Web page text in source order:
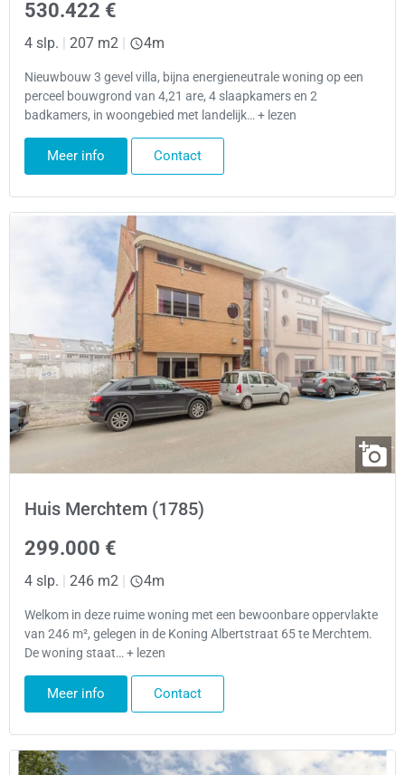
530.422 €
4 slp. 207 m2 4m
Nieuwbouw 3 gevel villa, bijna energieneutrale woning op een
perceel bouwgrond van 4,21 are, 4 slaapkamers en 2
badkamers, in woongebied met landelijk… + lezen
Meer info Contact
Huis Merchtem (1785)
299.000 €
4 slp. 246 m2 4m
Welkom in deze ruime woning met een bewoonbare oppervlakte
van 246 m², gelegen in de Koning Albertstraat 65 te Merchtem.
De woning staat… + lezen
Meer info Contact